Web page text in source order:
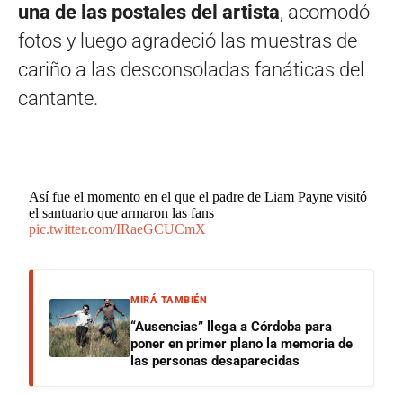
una de las postales del artista, acomodó
fotos y luego agradeció las muestras de
cariño a las desconsoladas fanáticas del
cantante.
Así fue el momento en el que el padre de Liam Payne visitó
el santuario que armaron las fans
pic.twitter.com/IRaeGCUCmX
MIRÁ TAMBIÉN
“Ausencias” llega a Córdoba para
poner en primer plano la memoria de
las personas desaparecidas